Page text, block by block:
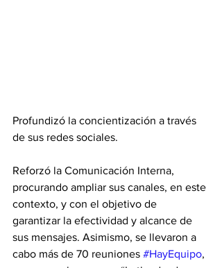
Profundizó la concientización a través
de sus redes sociales.
Reforzó la Comunicación Interna,
procurando ampliar sus canales, en este
contexto, y con el objetivo de
garantizar la efectividad y alcance de
sus mensajes. Asimismo, se llevaron a
cabo más de 70 reuniones #HayEquipo,